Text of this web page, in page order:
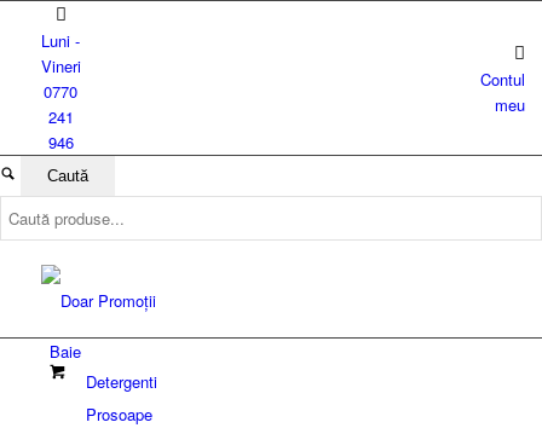
Luni -
Vineri
0770
241
946
Contul
meu
Baie
Detergenti
Prosoape